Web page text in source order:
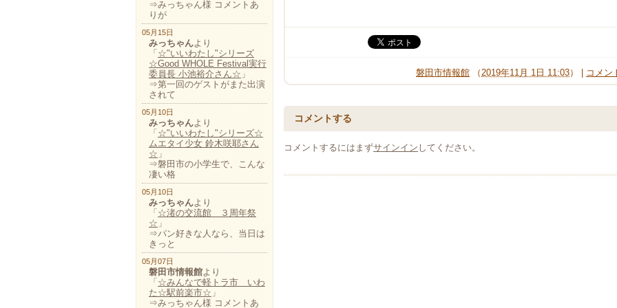
磐田市情報館 （ 2019年11月 1日 11:03） | コメン
コメントする
コメントするにはまずサインイン してください。
⇒みっちゃん様 コメントあ
りが
05月15日
みっちゃんより
「 ☆"いいわたし"シリーズ
☆Good WHOLE Festival実行
委員長 小池裕介さん☆ 」
⇒第一回のゲストがまた出演
されて
05月10日
みっちゃんより
「 ☆"いいわたし"シリーズ☆
ムエタイ少女 鈴木咲耶さん
☆ 」
⇒磐田市の小学生で、こんな
凄い格
05月10日
みっちゃんより
「 ☆渚の交流館 ３周年祭
☆ 」
⇒パン好きな人なら、当日は
きっと
05月07日
磐田市情報館より
「 ☆みんなで軽トラ市 いわ
た☆駅前楽市☆ 」
⇒みっちゃん様 コメントあ